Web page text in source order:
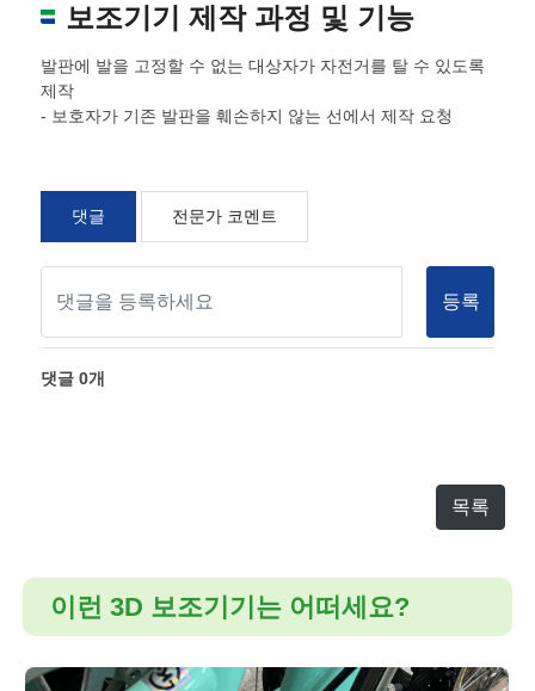
보조기기 제작 과정 및 기능
발판에 발을 고정할 수 없는 대상자가 자전거를 탈 수 있도록
제작
- 보호자가 기존 발판을 훼손하지 않는 선에서 제작 요청
댓글 전문가 코멘트
등록
댓글0개
목록
이런 3D 보조기기는 어떠세요?